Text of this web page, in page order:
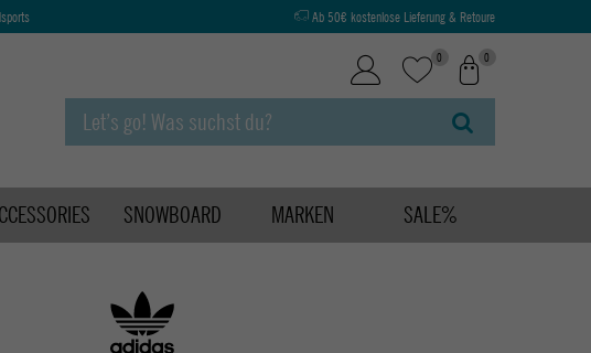
Ab 50€ kostenlose Lieferung & Retoure
0 0
SNOWBOARD MARKEN SALE%